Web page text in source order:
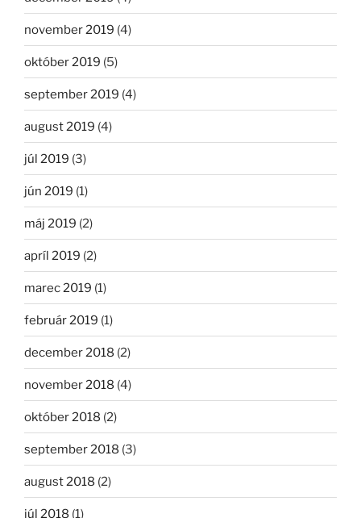
november 2019 (4)
október 2019 (5)
september 2019 (4)
august 2019 (4)
júl 2019 (3)
jún 2019 (1)
máj 2019 (2)
apríl 2019 (2)
marec 2019 (1)
február 2019 (1)
december 2018 (2)
november 2018 (4)
október 2018 (2)
september 2018 (3)
august 2018 (2)
júl 2018 (1)